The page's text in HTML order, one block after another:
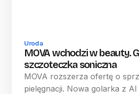
Uroda
MOVA wchodzi w beauty.
szczoteczka soniczna
MOVA rozszerza ofertę o
pielęgnacji. Nowa golarka z